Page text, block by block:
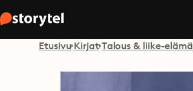
Etusivu Kirjat Talous & liike-elämä